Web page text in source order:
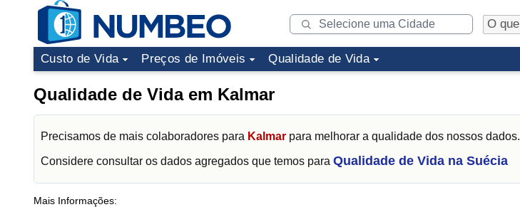
Custo de Vida Preços de Imóveis Qualidade de Vida
Qualidade de Vida em Kalmar
Precisamos de mais colaboradores para Kalmar para melhorar a qualidade dos nossos dados.
Considere consultar os dados agregados que temos para Qualidade de Vida na Suécia
Mais Informações: